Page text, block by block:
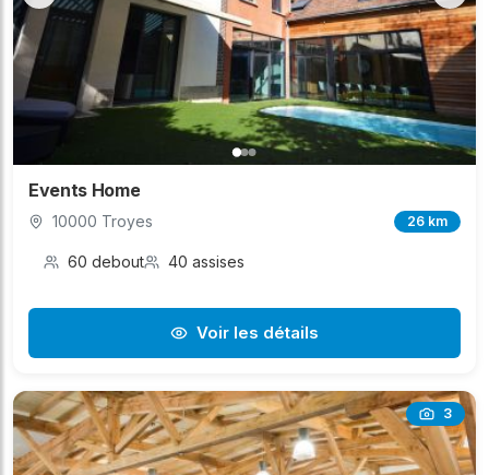
Events Home
10000 Troyes 26 km
60 debout 40 assises
Voir les détails
3